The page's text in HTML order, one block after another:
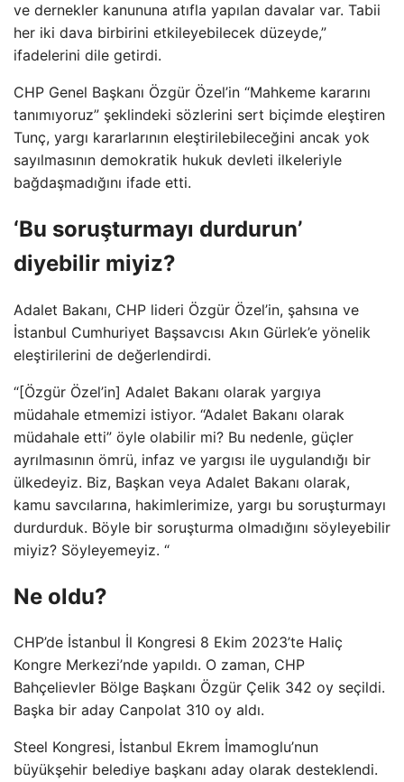
ve dernekler kanununa atıfla yapılan davalar var. Tabii
her iki dava birbirini etkileyebilecek düzeyde,”
ifadelerini dile getirdi.
CHP Genel Başkanı Özgür Özel’in “Mahkeme kararını
tanımıyoruz” şeklindeki sözlerini sert biçimde eleştiren
Tunç, yargı kararlarının eleştirilebileceğini ancak yok
sayılmasının demokratik hukuk devleti ilkeleriyle
bağdaşmadığını ifade etti.
‘Bu soruşturmayı durdurun’
diyebilir miyiz?
Adalet Bakanı, CHP lideri Özgür Özel’in, şahsına ve
İstanbul Cumhuriyet Başsavcısı Akın Gürlek’e yönelik
eleştirilerini de değerlendirdi.
“[Özgür Özel’in] Adalet Bakanı olarak yargıya
müdahale etmemizi istiyor. “Adalet Bakanı olarak
müdahale etti” öyle olabilir mi? Bu nedenle, güçler
ayrılmasının ömrü, infaz ve yargısı ile uygulandığı bir
ülkedeyiz. Biz, Başkan veya Adalet Bakanı olarak,
kamu savcılarına, hakimlerimize, yargı bu soruşturmayı
durdurduk. Böyle bir soruşturma olmadığını söyleyebilir
miyiz? Söyleyemeyiz. “
Ne oldu?
CHP’de İstanbul İl Kongresi 8 Ekim 2023’te Haliç
Kongre Merkezi’nde yapıldı. O zaman, CHP
Bahçelievler Bölge Başkanı Özgür Çelik 342 oy seçildi.
Başka bir aday Canpolat 310 oy aldı.
Steel Kongresi, İstanbul Ekrem İmamoglu’nun
büyükşehir belediye başkanı aday olarak desteklendi.